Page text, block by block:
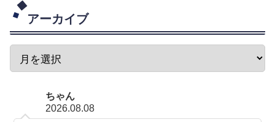
アーカイブ
ちゃん
2026.08.08